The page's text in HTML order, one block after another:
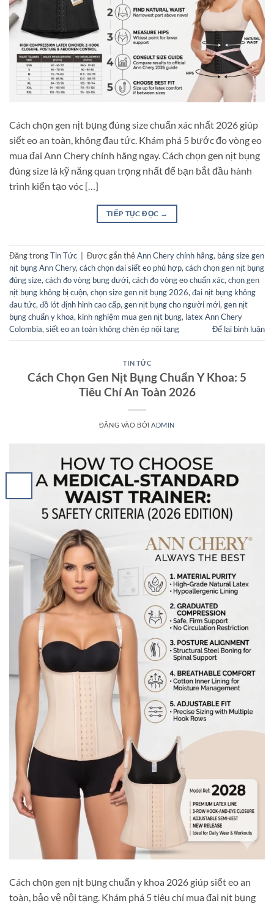
Cách chọn gen nịt bụng đúng size chuẩn xác nhất 2026 giúp
siết eo an toàn, không đau tức. Khám phá 5 bước đo vòng eo
mua đai Ann Chery chính hãng ngay. Cách chọn gen nịt bụng
đúng size là kỹ năng quan trọng nhất để bạn bắt đầu hành
trình kiến tạo vóc […]
TIẾP TỤC ĐỌC →
Đăng trongTin Tức Được gắn thẻAnn Chery chính hãng, bảng size gen
nịt bụng Ann Chery,cách chọn đai siết eo phù hợp,cách chọn gen nịt bụng
đúng size,cách đo vòng bụng dưới,cách đo vòng eo chuẩn xác,chọn gen
nịt bụng không bị cuộn,chọn size gen nịt bụng 2026,đai nịt bụng không
đau tức,đồ lót định hình cao cấp,gen nịt bụng cho người mới,gen nịt
bụng chuẩn y khoa, kinh nghiệm mua gen nịt bụng, latex Ann Chery
Colombia,siết eo an toàn không chèn ép nội tạng Để lại bình luận
TIN TỨC
Cách Chọn Gen Nịt Bụng Chuẩn Y Khoa: 5
Tiêu Chí An Toàn 2026
ĐĂNG VÀO BỞIADMIN
Cách chọn gen nịt bụng chuẩn y khoa 2026 giúp siết eo an
toàn, bảo vệ nội tạng. Khám phá 5 tiêu chí mua đai nịt bụng